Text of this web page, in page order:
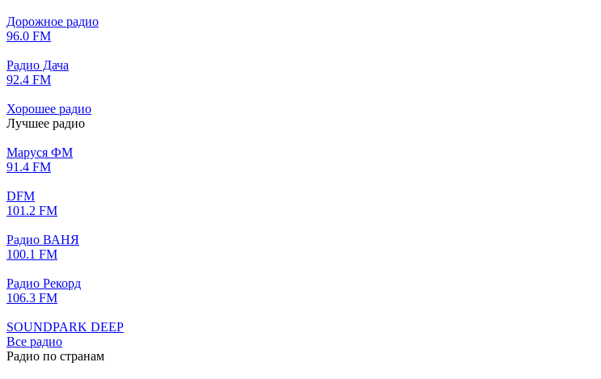
Дорожное радио
96.0 FM
Радио Дача
92.4 FM
Хорошее радио
Лучшее радио
Маруся ФМ
91.4 FM
DFM
101.2 FM
Радио ВАНЯ
100.1 FM
Радио Рекорд
106.3 FM
SOUNDPARK DEEP
Все радио
Радио по странам